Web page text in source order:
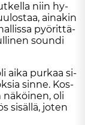
niin hy­
ai­na­kin
pyö­rit­tä­
soun­di
ai­ka pur­kaa si­
sin­ne. Kos­
oli
si­säl­lä, jo­ten